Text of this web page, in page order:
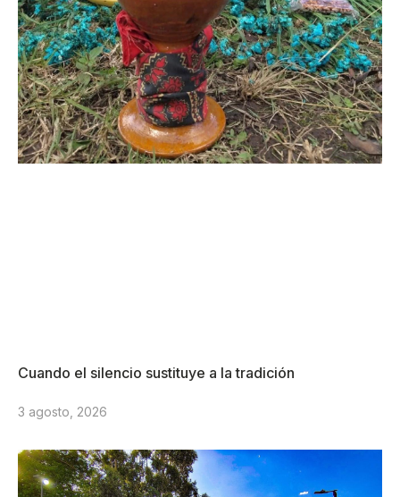
Cuando el silencio sustituye a la tradición
3 agosto, 2026